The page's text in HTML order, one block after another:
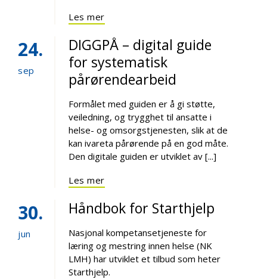
Les mer
24
sep
DIGGPÅ – digital guide
for systematisk
pårørendearbeid
Formålet med guiden er å gi støtte,
veiledning, og trygghet til ansatte i
helse- og omsorgstjenesten, slik at de
kan ivareta pårørende på en god måte.
Den digitale guiden er utviklet av [...]
Les mer
30
jun
Håndbok for Starthjelp
Nasjonal kompetansetjeneste for
læring og mestring innen helse (NK
LMH) har utviklet et tilbud som heter
Starthjelp.